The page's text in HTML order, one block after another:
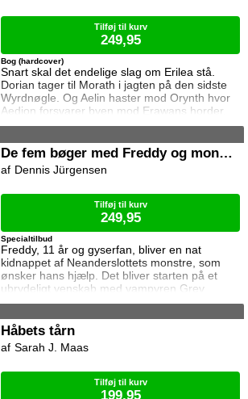
Snart skal det endelige slag om Erilea stå.
Dorian tager til Morath i jagten på den sidste
Wyrdnøgle. Og Aelin haster mod Orynth hvor
Aedion forsvarer byen mod Erawans horder.
Heldigvis er han ikke alene. Men kan deres
mod Erawans rædsler?
Bog (hardcover)
Tilføj til kurv
249,95
De fem bøger med Freddy og monstrene
Freddy, 11 år og gyserfan, bliver en nat
kidnappet af Neanderslottets monstre, som
ønsker hans hjælp. Det bliver starten på et
ubrydeligt venskab med vampyren Grev
Dracula, varulven Eddie, den hovedløse ridder
Boris, mumien Mummy og bøvsedragen Nitan.
Specialtilbud
Dennis Jürgensen
Tilføj til kurv
249,95
Håbets tårn
Sarah J. Maas
Tilføj til kurv
199,95